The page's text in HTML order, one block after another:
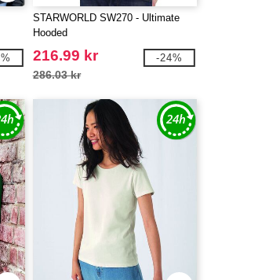
STARWORLD SW270 - Ultimate
Hooded
216.99 kr
286.03 kr
-24%